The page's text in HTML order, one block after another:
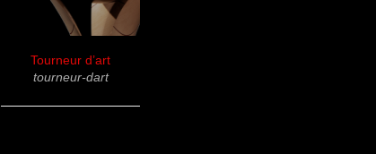
Tourneur d’art
tourneur-dart